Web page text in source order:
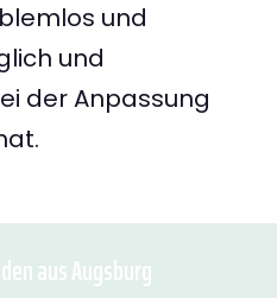
und
und
der Anpassung
aus Augsburg